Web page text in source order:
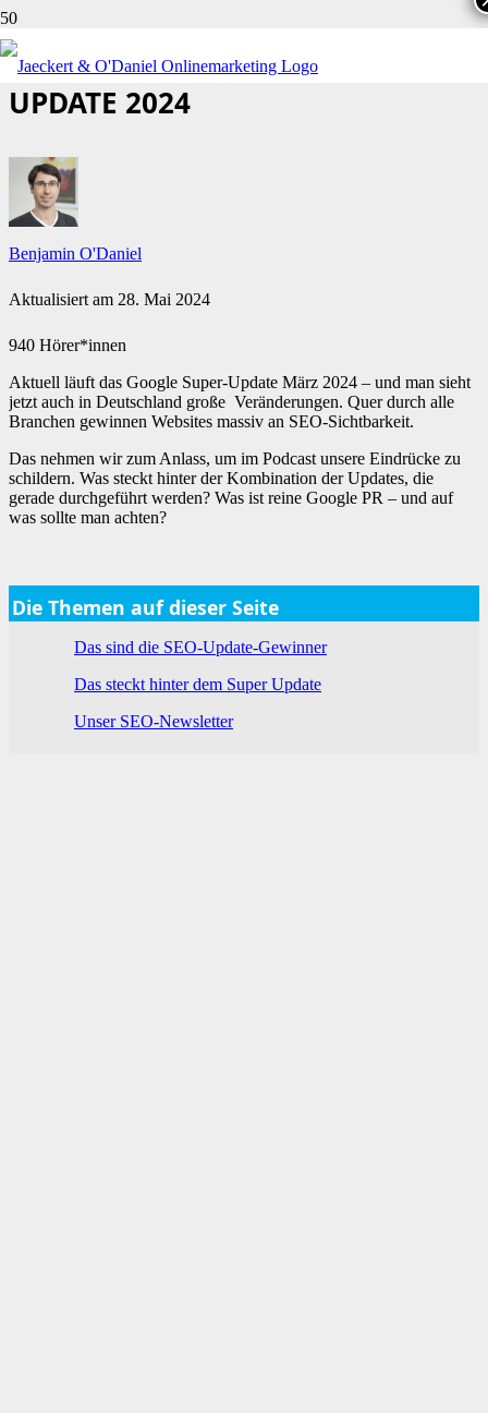
SO LÄUFT DAS GOOGLE SUPER-
UPDATE 2024
Benjamin O'Daniel
Aktualisiert am 28. Mai 2024
940 Hörer*innen
Aktuell läuft das Google Super-Update März 2024 – und man sieht
jetzt auch in Deutschland große Veränderungen. Quer durch alle
Branchen gewinnen Websites massiv an SEO-Sichtbarkeit.
Das nehmen wir zum Anlass, um im Podcast unsere Eindrücke zu
schildern. Was steckt hinter der Kombination der Updates, die
gerade durchgeführt werden? Was ist reine Google PR – und auf
was sollte man achten?
Die Themen auf dieser Seite
Das sind die SEO-Update-Gewinner
Das steckt hinter dem Super Update
Unser SEO-Newsletter